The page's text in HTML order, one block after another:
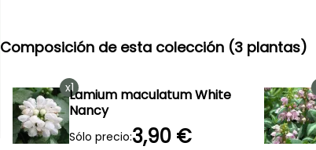
Composición de esta colección (3 plantas)
x1Lamium maculatum White
Nancy
Sólo precio:3,90 €